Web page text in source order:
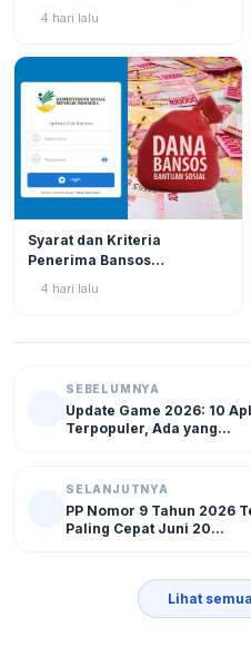
Menjalankan Ambiguitas
4 hari lalu
Syarat dan Kriteria
Penerima Bansos
Rp750.000 Juli 2026, Cek
4 hari lalu
SEBELUMNYA
Update Game 2026: 10
Terpopuler, Ada yang...
SELANJUTNYA
PP Nomor 9 Tahun 2026
Paling Cepat Juni 20...
Lihat